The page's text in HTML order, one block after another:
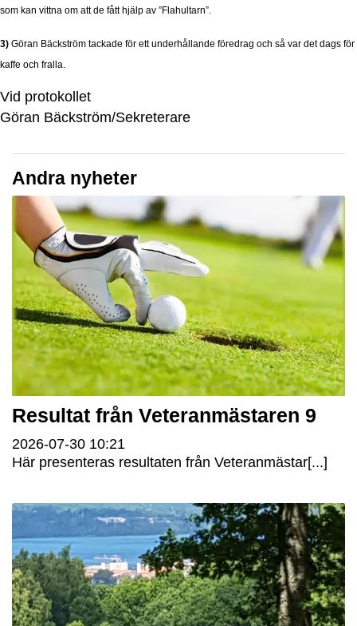
som kan vittna om att de fått hjälp av ”Flahultarn”.
3) Göran Bäckström tackade för ett underhållande föredrag och så var det dags för
kaffe och fralla.
Vid protokollet
Göran Bäckström/Sekreterare
Andra nyheter
Resultat från Veteranmästaren 9
2026-07-30 10:21
Här presenteras resultaten från Veteranmästar[...]